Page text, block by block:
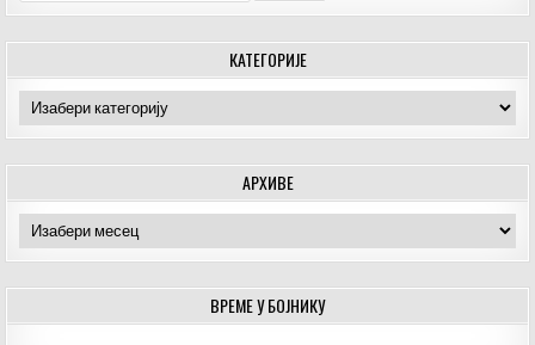
КАТЕГОРИЈЕ
Категорије
АРХИВЕ
Архиве
ВРЕМЕ У БОЈНИКУ